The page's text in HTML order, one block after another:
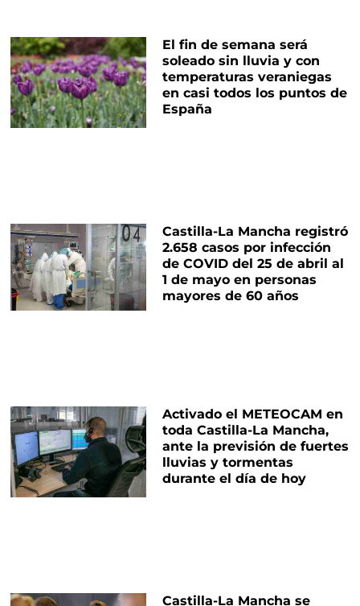
El fin de semana será
soleado sin lluvia y con
temperaturas veraniegas
en casi todos los puntos de
España
Castilla-La Mancha registró
2.658 casos por infección
de COVID del 25 de abril al
1 de mayo en personas
mayores de 60 años
Activado el METEOCAM en
toda Castilla-La Mancha,
ante la previsión de fuertes
lluvias y tormentas
durante el día de hoy
Castilla-La Mancha se